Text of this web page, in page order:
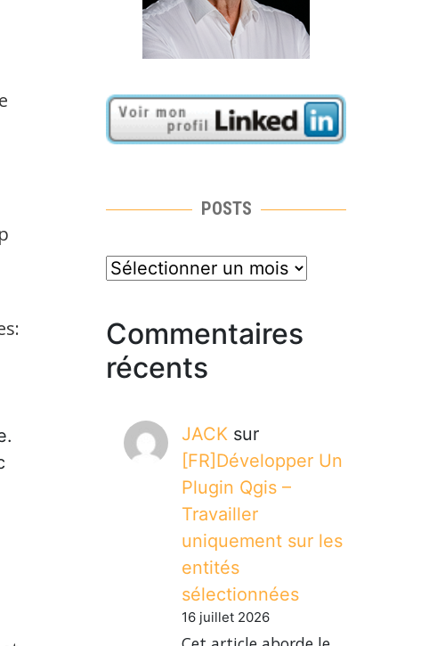
POSTS
posts
Commentaires
récents
JACK sur
[FR]Développer Un
Plugin Qgis –
Travailler
uniquement sur les
entités
sélectionnées
16 juillet 2026